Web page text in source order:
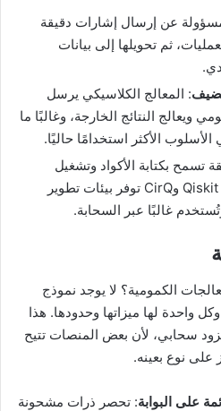
عن إرسال إشارات دقيقة
ثم تحويلها إلى بيانات
: المعالج الكلاسيكي يرسل
ويعالج النتائج الخارجة، وغالبًا ما
الأكثر استخدامًا حاليًا.
تسمح بكتابة الأكواد وتشغيل
الخوارزميات. أدوات مثل Qiskit وCirQ توفر بيئات تطوير
غالبًا عبر السحابة.
الكمومية؟ لا يوجد نموذج
واحدة لها ميزاتها وحدودها. هذا
سحابي، لأن بعض المنصات تتيح
على نوع بعينه.
على البوابة: تحصر ذرات مشحونة